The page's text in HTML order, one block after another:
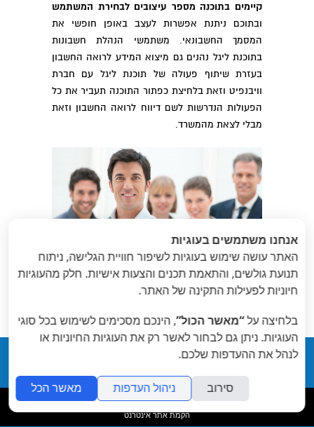
קיימים בתוכנה מספר עיצובים לבחירת המשתמש
ובתוכם ניתנת אפשרות לעצב באופן חופשי את
המסמך החשבונאי. משתמשי הנהלת חשבונות
בתוכנת ליגל נהנים גם מיצוא המידע לרואה החשבון
בעזרת שיתוף פעולה של תוכנת ליגל עם חברת
וויבנפיט וזאת בלחיצת כפתור התוכנה תעביר את כל
הפעולות הנדרשות לשם דיווח לרואה החשבון וזאת
מבלי לצאת מהמשרד.
ולקוחות
folyou
הקמת אתר אינטרנט
אנחנו משתמשים בעוגיות
האתר עושה שימוש בעוגיות לשיפור חוויית הגלישה, ניתוח
תנועת גולשים, והתאמת תכנים והצעות אישיות. חלק מהעוגיות
חיוניות לפעילות התקינה של האתר.
בלחיצה על“מאשר הכול”, הינכם מסכימים לשימוש בכל סוגי
העוגיות. ניתן גם לבחור לאשר רק את העוגיות החיוניות או
לנהל את ההעדפות שלכם.
סירוב ניהול העדפות מאשר הכל